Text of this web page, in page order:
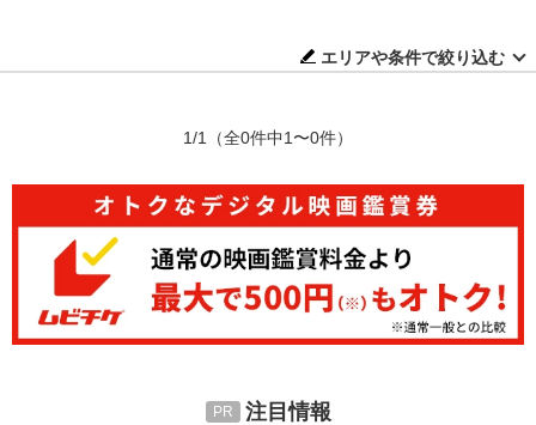
エリアや条件で絞り込む
1/1 （全0件中1〜0件）
注目情報